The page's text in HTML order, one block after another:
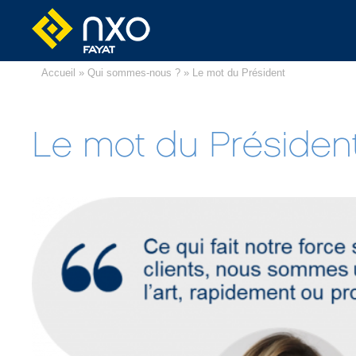
Accueil »Qui sommes-nous ? » Le mot du Président
Le mot du